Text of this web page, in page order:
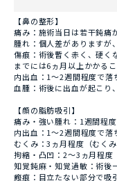
【鼻の整形】
痛み：施術当日は若干鈍痛
腫れ：個人差がありますが
傷痕：術後暫く赤く、硬く
までには6ヵ月以上かかるこ
内出血：1～2週間程度で落
血腫：術後に出血が起こり
【顔の脂肪吸引】
痛み・強い腫れ：1週間程
内出血：1〜2週間程度で落
むくみ：3ヵ月程度（むく
拘縮・凸凹：2～3ヵ月程度
知覚鈍麻・知覚過敏：術後
瘢痕：目立たない部分で吸